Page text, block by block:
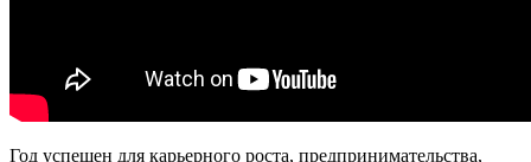
Год успешен для карьерного роста, предпринимательства,